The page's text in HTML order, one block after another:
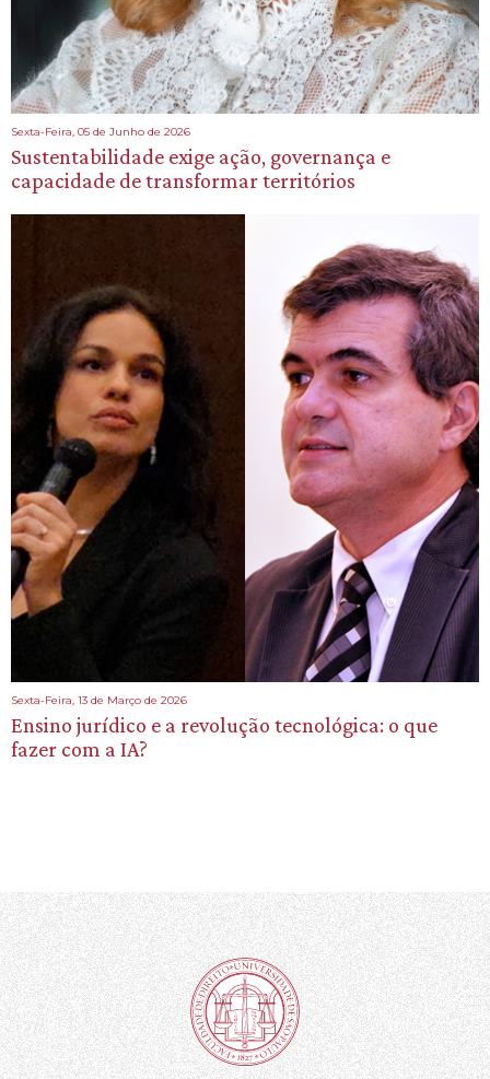
Sexta-Feira, 05 de Junho de 2026
Sustentabilidade exige ação, governança e
capacidade de transformar territórios
Sexta-Feira, 13 de Março de 2026
Ensino jurídico e a revolução tecnológica: o que
fazer com a IA?